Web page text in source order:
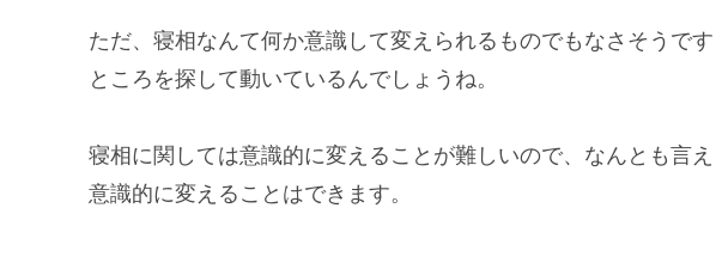
ただ、寝相なんて何か意識して変えられるものでもなさそうで
ところを探して動いているんでしょうね。
寝相に関しては意識的に変えることが難しいので、なんとも言
意識的に変えることはできます。